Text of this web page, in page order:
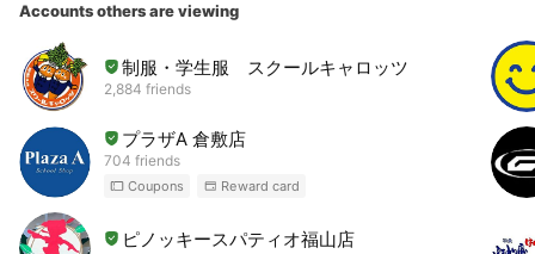
Accounts others are viewing
制服・学生服 スクールキャロッツ
2,884 friends
プラザA 倉敷店
704 friends
Coupons Reward card
ピノッキースパティオ福山店